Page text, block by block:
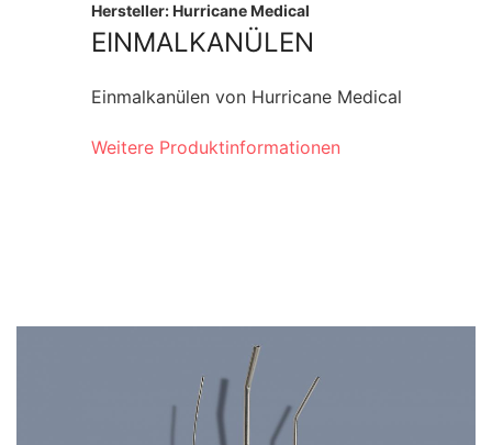
Hersteller: Hurricane Medical
EINMALKANÜLEN
Einmalkanülen von Hurricane Medical
Weitere Produktinformationen